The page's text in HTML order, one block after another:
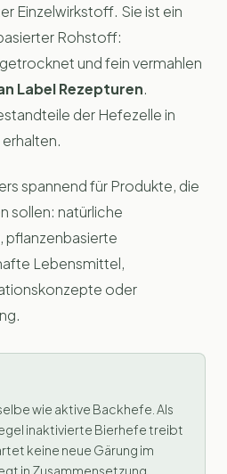
Einzelwirkstoff. Sie ist ein
Rohstoff:
und fein vermahlen
Label Rezepturen.
der Hefezelle in
spannend für Produkte, die
sollen: natürliche
pflanzenbasierte
Lebensmittel,
oder
wie aktive Backhefe. Als
inaktivierte Bierhefe treibt
keine neue Gärung im
in Zusammensetzung,